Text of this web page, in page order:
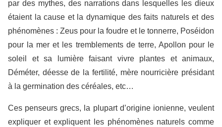
par des mythes, des narrations dans lesquelles les dieux
étaient la cause et la dynamique des faits naturels et des
phénomènes : Zeus pour la foudre et le tonnerre, Poséidon
pour la mer et les tremblements de terre, Apollon pour le
soleil et sa lumière faisant vivre plantes et animaux,
Déméter, déesse de la fertilité, mère nourricière présidant
à la germination des céréales, etc…
Ces penseurs grecs, la plupart d’origine ionienne, veulent
expliquer et expliquent les phénomènes naturels comme